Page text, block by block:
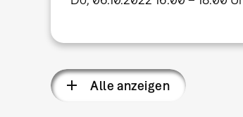
Alle anzeigen